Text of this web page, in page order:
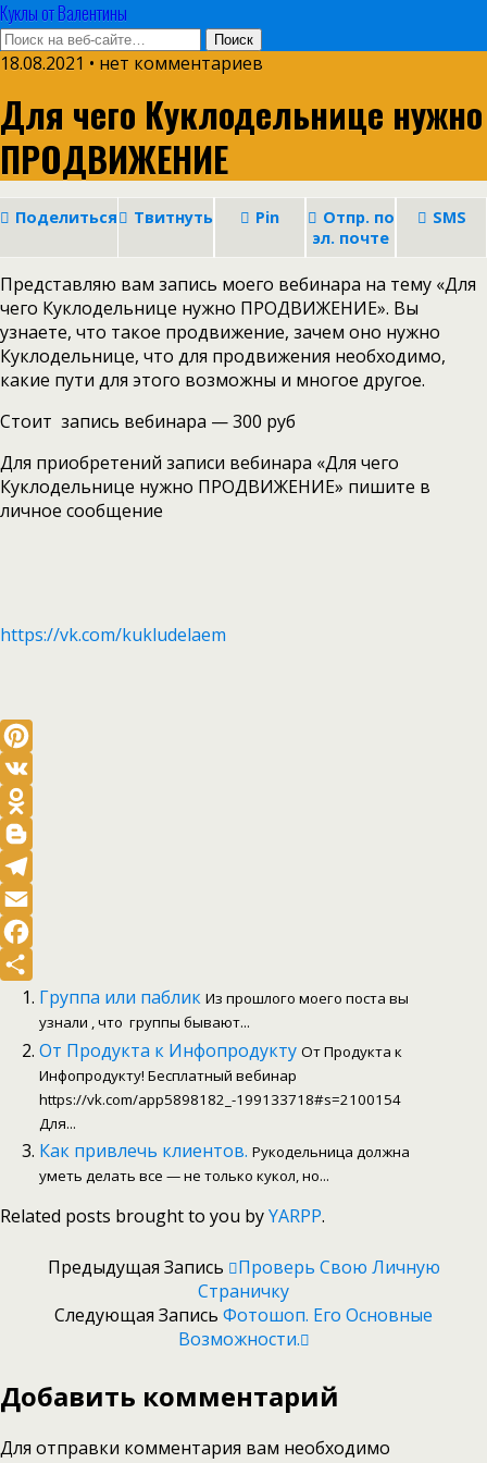
Куклы от Валентины
18.08.2021 • нет комментариев
Для чего Куклодельнице нужно
ПРОДВИЖЕНИЕ
Поделиться Твитнуть Pin
Отпр. по
эл. почте
SMS
Представляю вам запись моего вебинара на тему «Для
чего Куклодельнице нужно ПРОДВИЖЕНИЕ». Вы
узнаете, что такое продвижение, зачем оно нужно
Куклодельнице, что для продвижения необходимо,
какие пути для этого возможны и многое другое.
Стоит запись вебинара — 300 руб
Для приобретений записи вебинара «Для чего
Куклодельнице нужно ПРОДВИЖЕНИЕ» пишите в
личное сообщение
https://vk.com/kukludelaem
Pinterest
VK
Odnoklassniki
Blogger
Telegram
Email
Facebook
Отправить
Группа или паблик Из прошлого моего поста вы
узнали , что группы бывают...
От Продукта к Инфопродукту От Продукта к
Инфопродукту! Бесплатный вебинар
https://vk.com/app5898182_-199133718#s=2100154
Для...
Как привлечь клиентов. Рукодельница должна
уметь делать все — не только кукол, но...
Related posts brought to you byYARPP.
Предыдущая Запись
Проверь Свою Личную
Страничку
Следующая Запись Фотошоп. Его Основные
Возможности.
Добавить комментарий
Для отправки комментария вам необходимо